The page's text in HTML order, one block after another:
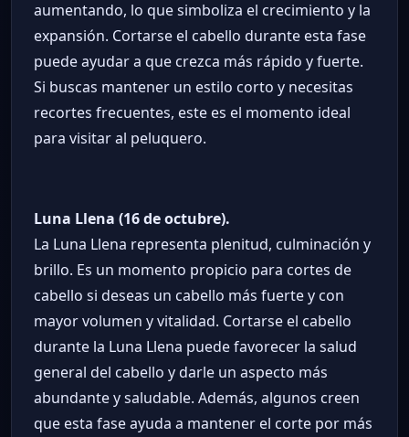
aumentando, lo que simboliza el crecimiento y la
expansión. Cortarse el cabello durante esta fase
puede ayudar a que crezca más rápido y fuerte.
Si buscas mantener un estilo corto y necesitas
recortes frecuentes, este es el momento ideal
para visitar al peluquero.
Luna Llena (16 de octubre).
La Luna Llena representa plenitud, culminación y
brillo. Es un momento propicio para cortes de
cabello si deseas un cabello más fuerte y con
mayor volumen y vitalidad. Cortarse el cabello
durante la Luna Llena puede favorecer la salud
general del cabello y darle un aspecto más
abundante y saludable. Además, algunos creen
que esta fase ayuda a mantener el corte por más